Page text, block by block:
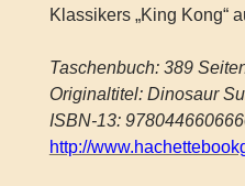
Klassikers „King Kong“
Taschenbuch: 389
Originaltitel: Dinosaur
ISBN-13:
http://